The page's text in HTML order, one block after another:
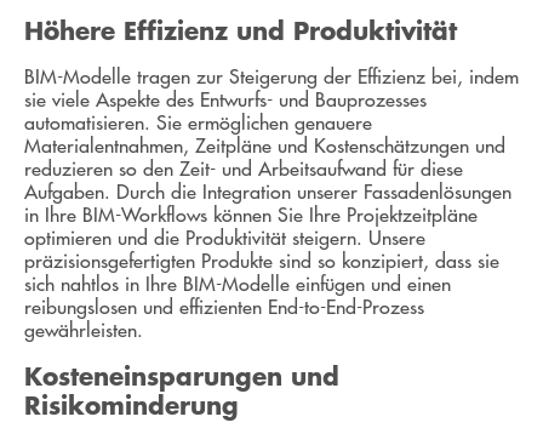
Höhere Effizienz und Produktivität
BIM-Modelle tragen zur Steigerung der Effizienz bei, indem
sie viele Aspekte des Entwurfs- und Bauprozesses
automatisieren. Sie ermöglichen genauere
Materialentnahmen, Zeitpläne und Kostenschätzungen und
reduzieren so den Zeit- und Arbeitsaufwand für diese
Aufgaben. Durch die Integration unserer Fassadenlösungen
in Ihre BIM-Workflows können Sie Ihre Projektzeitpläne
optimieren und die Produktivität steigern. Unsere
präzisionsgefertigten Produkte sind so konzipiert, dass sie
sich nahtlos in Ihre BIM-Modelle einfügen und einen
reibungslosen und effizienten End-to-End-Prozess
gewährleisten.
Kosteneinsparungen und
Risikominderung